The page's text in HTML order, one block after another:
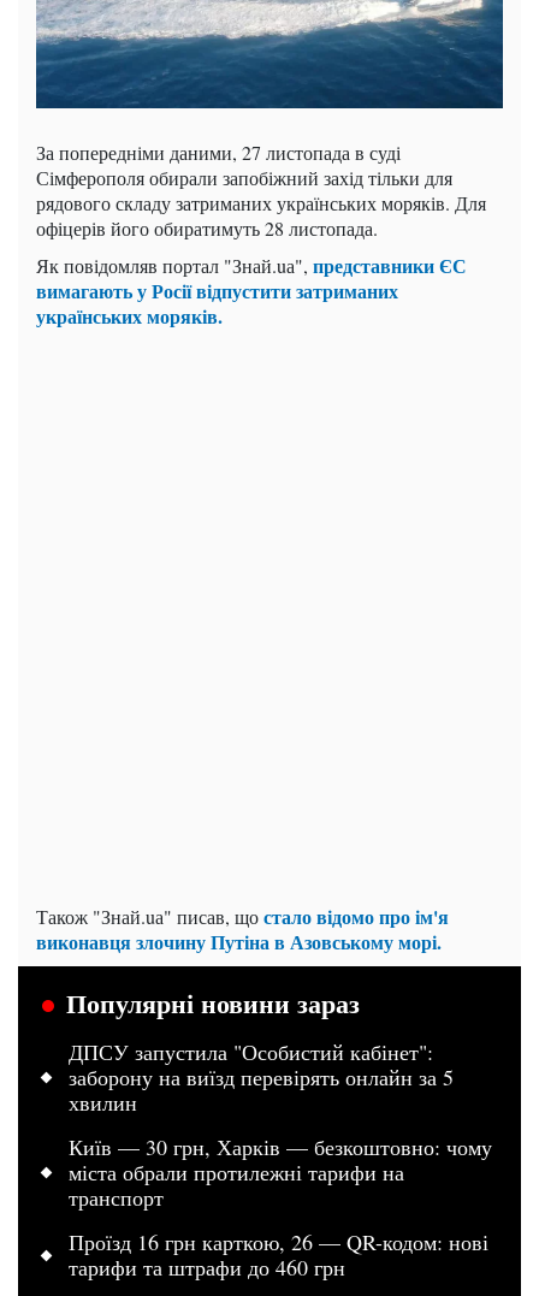
За попередніми даними, 27 листопада в суді
Сімферополя обирали запобіжний захід тільки для
рядового складу затриманих українських моряків. Для
офіцерів його обиратимуть 28 листопада.
Як повідомляв портал "Знай.uа", представники ЄС
вимагають у Росії відпустити затриманих
українських моряків.
Також "Знай.uа" писав, щостало відомо про ім'я
виконавця злочину Путіна в Азовському морі.
Популярні новини зараз
ДПСУ запустила "Особистий кабінет":
заборону на виїзд перевірять онлайн за 5
хвилин
Київ — 30 грн, Харків — безкоштовно: чому
міста обрали протилежні тарифи на
транспорт
Проїзд 16 грн карткою, 26 — QR-кодом: нові
тарифи та штрафи до 460 грн